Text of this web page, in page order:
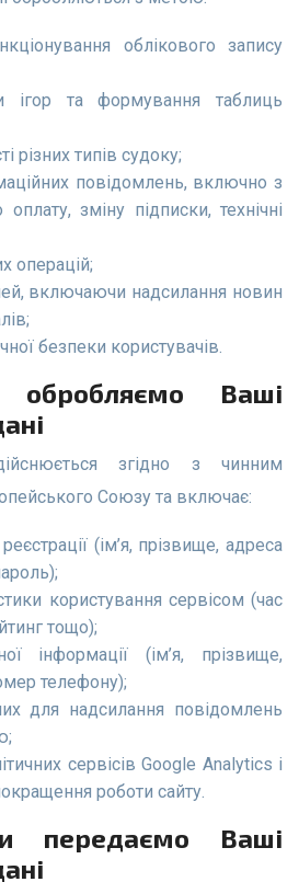
облікового запису
ігор та формування таблиць
різних типів судоку;
повідомлень, включно з
зміну підписки, технічні
операцій;
включаючи надсилання новин
безпеки користувачів.
Союзу та включає:
(ім’я, прізвище, адреса
користування сервісом (час
тощо);
інформації (ім’я, прізвище,
телефону);
для надсилання повідомлень
сервісів Google Analytics і
роботи сайту.